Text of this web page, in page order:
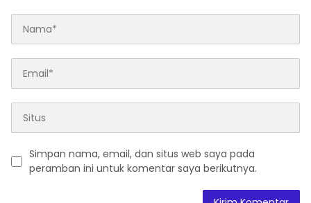
Simpan nama, email, dan situs web saya pada
peramban ini untuk komentar saya berikutnya.